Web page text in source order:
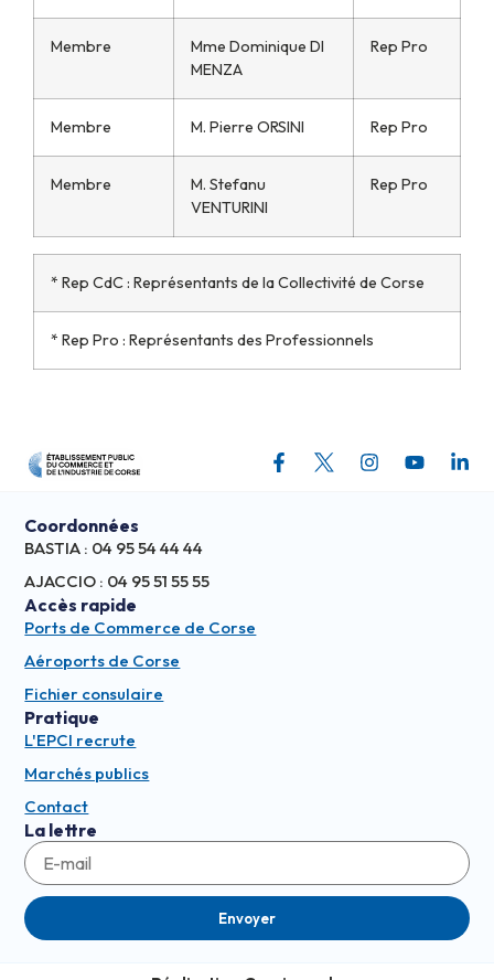
Membre
Mme Dominique DI
MENZA
Rep Pro
Membre M. Pierre ORSINI Rep Pro
Membre
M. Stefanu
VENTURINI
Rep Pro
* Rep CdC : Représentants de la Collectivité de Corse
* Rep Pro : Représentants des Professionnels
Coordonnées
BASTIA : 04 95 54 44 44
AJACCIO : 04 95 51 55 55
Accès rapide
Ports de Commerce de Corse
Aéroports de Corse
Fichier consulaire
Pratique
L'EPCI recrute
Marchés publics
Contact
La lettre
Envoyer